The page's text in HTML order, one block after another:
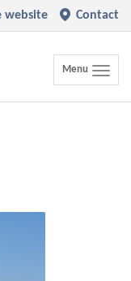
Contact
website
Toggle
navigation
Menu